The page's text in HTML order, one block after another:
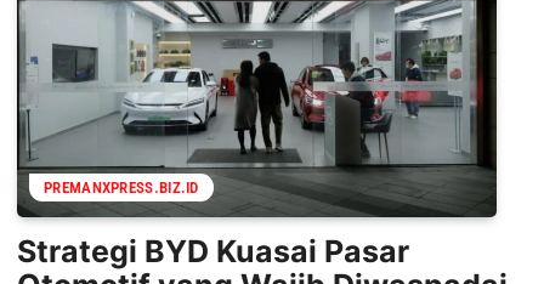
PREMANXPRESS.BIZ.ID
Strategi BYD Kuasai Pasar